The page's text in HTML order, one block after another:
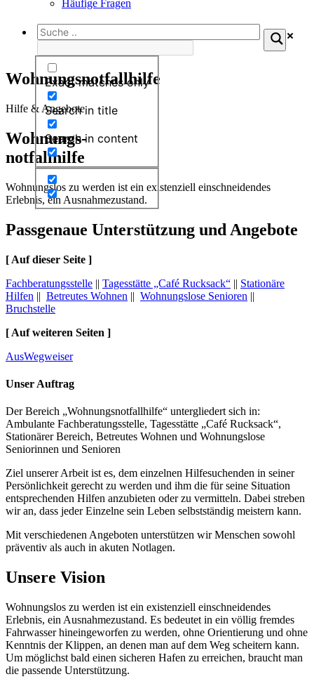
Häufige Fragen
Exact matches only
Search in title
Search in content
Wohnungs­notfallhilfe
Hilfe & Angebote
Wohnungs-
notfallhilfe
Wohnungslos zu werden ist ein existenziell ein­schneidendes
Erlebnis, ein Ausnahme­zustand.
Passgenaue Unterstützung und Angebote
[ Auf dieser Seite ]
Fachberatungs­stelle || Tages­stätte „Café Rucksack“ || Stationäre
Hilfen || Betreutes Wohnen || Wohnungslose Senioren ||
Bruchstelle
[ Auf weiteren Seiten ]
AusWegweiser
Unser Auftrag
Der Bereich „Wohnungs­notfallhilfe“ untergliedert sich in:
Ambulante Fachberatungs­stelle, Tages­stätte „Café Rucksack“,
Stationärer Bereich, Betreutes Wohnen und Wohnungslose
Seniorinnen und Senioren
Ziel unserer Arbeit ist es, dem einzelnen Hilfe­suchenden in seiner
Persön­lichkeit gerecht zu werden und ihm die für seine Situation
entsprechenden Hilfen anzubieten oder zu vermitteln. Dabei streben
wir an, dass jeder Einzelne sein Leben selbstständig meistern kann.
Mit verschiedenen Angeboten unterstützen wir Menschen sowohl
präventiv als auch in akuten Notlagen.
Unsere Vision
Wohnungslos zu werden ist ein existenziell ein­schneidendes
Erlebnis, ein Ausnahme­zustand. Es bedeutet in ein völlig fremdes
Fahrwasser hinein­geworfen zu werden, ohne Orientierung und ohne
Kenntnis der Klippen, an denen man auf dem Weg scheitern kann.
Um möglichst bald einen sicheren Hafen zu erreichen, braucht man
die passende Unterstützung.